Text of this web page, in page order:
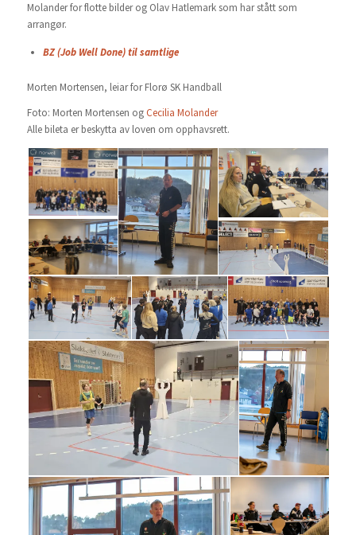
Molander for flotte bilder og Olav Hatlemark som har stått som
arrangør.
BZ (Job Well Done) til samtlige
Morten Mortensen, leiar for Florø SK Handball
Foto: Morten Mortensen ogCecilia Molander
Alle bileta er beskytta av loven om opphavsrett.